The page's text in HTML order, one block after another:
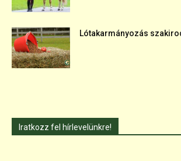
Lótakarmányozás
Iratkozz fel hírlevelünkre!